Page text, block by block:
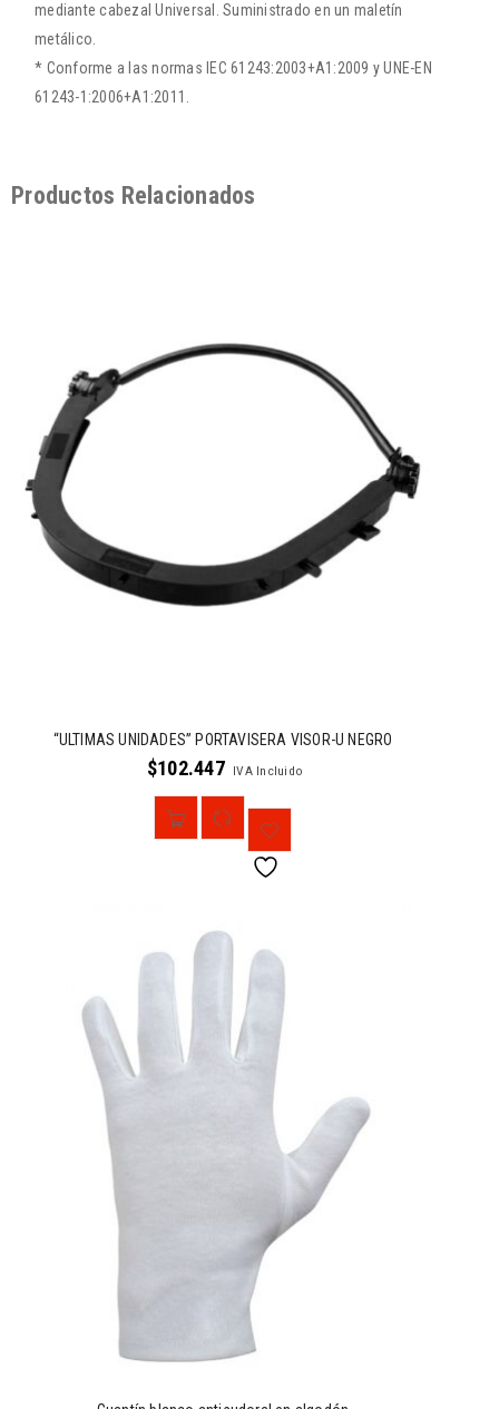
mediante cabezal Universal. Suministrado en un maletín
metálico.
* Conforme a las normas IEC 61243:2003+A1:2009 y UNE-EN
61243-1:2006+A1:2011.
Productos Relacionados
“ULTIMAS UNIDADES” PORTAVISERA VISOR-U NEGRO
$102.447 IVA Incluido